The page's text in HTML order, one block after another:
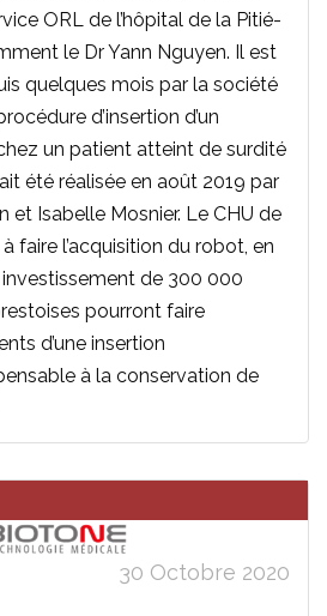
ORL de l’hôpital de la Pitié-
le Dr Yann Nguyen. Il est
quelques mois par la société
d’insertion d’un
un patient atteint de surdité
été réalisée en août 2019 par
et Isabelle Mosnier. Le CHU de
faire l’acquisition du robot, en
investissement de 300 000
pourront faire
d’une insertion
à la conservation de
30 Octobre 2020